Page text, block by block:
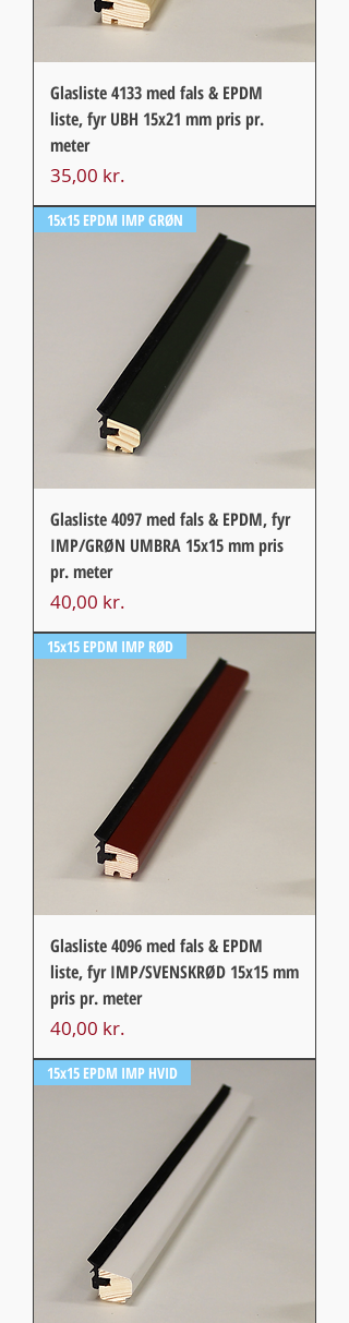
Glasliste 4133 med fals & EPDM
liste, fyr UBH 15x21 mm pris pr.
meter
Pris
35,00 kr.
15x15 EPDM IMP GRØN
Glasliste 4097 med fals & EPDM, fyr
IMP/GRØN UMBRA 15x15 mm pris
pr. meter
Pris
40,00 kr.
15x15 EPDM IMP RØD
Glasliste 4096 med fals & EPDM
liste, fyr IMP/SVENSKRØD 15x15 mm
pris pr. meter
Pris
40,00 kr.
15x15 EPDM IMP HVID